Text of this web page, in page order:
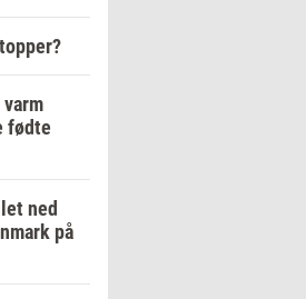
fødte
ned
på